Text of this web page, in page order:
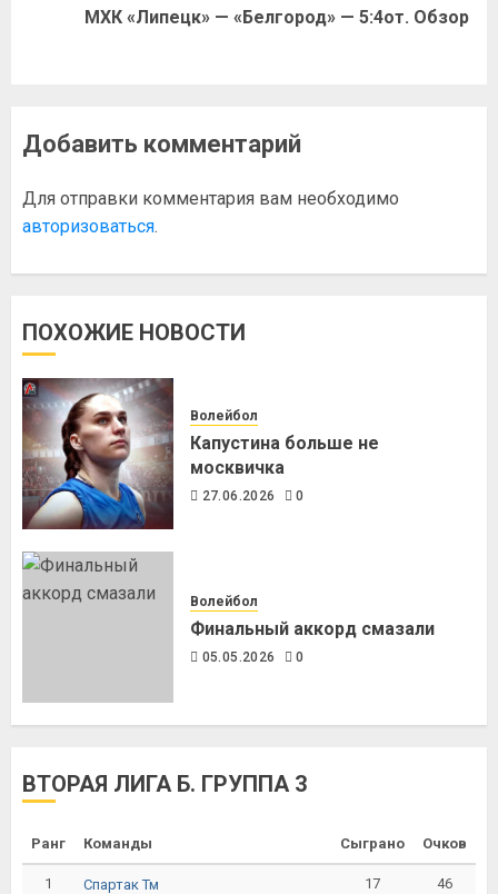
МХК «Липецк» — «Белгород» — 5:4от. Обзор
Добавить комментарий
Для отправки комментария вам необходимо
авторизоваться.
ПОХОЖИЕ НОВОСТИ
Волейбол
Капустина больше не
москвичка
27.06.2026 0
Волейбол
Финальный аккорд смазали
05.05.2026 0
ВТОРАЯ ЛИГА Б. ГРУППА 3
Ранг Команды Сыграно Очков
1 Спартак Тм 17 46